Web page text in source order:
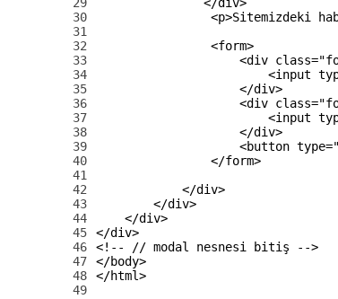
29
30
31
32
33
34
35
36
37
38
39
40
41
42
43
44
45
46
47
48
49
</div>
<p>Sitemizdeki
<form>
<div class=
<input
</div>
<div class=
<input
</div>
<button type=
</form>
</div>
</div>
</div>
</div>
<!-- // modal nesnesi bitiş -->
</body>
</html>